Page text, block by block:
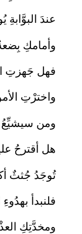
عندَ
وأمامكِ
فهل جَهزتِ
واخترْتِ
ومن
هل أقترحُ
تُوجَدُ جُثثٌ
فلنبدأ
ومخدَّتِكِ